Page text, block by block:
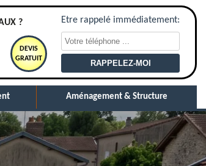
?
DEVIS
GRATUIT
Etre rappelé immédiatement:
Aménagement & Structure